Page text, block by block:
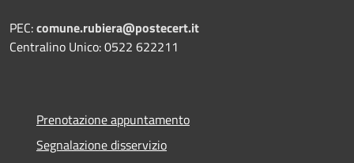
PEC:comune.rubiera@postecert.it
Centralino Unico: 0522 622211
Prenotazione appuntamento
Segnalazione disservizio